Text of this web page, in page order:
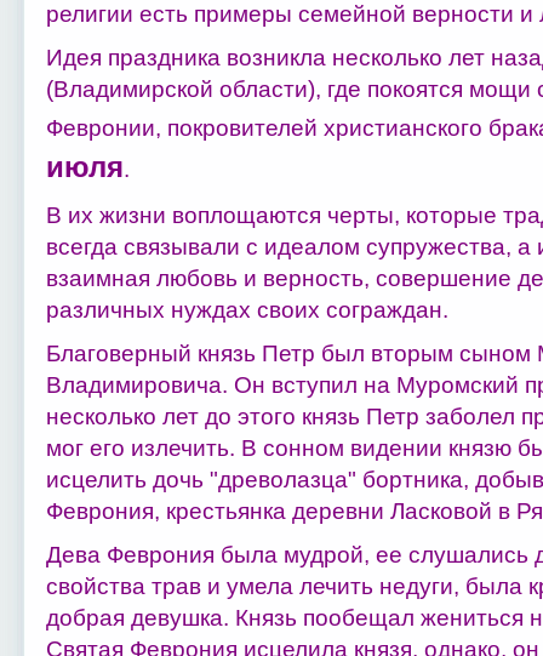
религии есть примеры семейной верности и
Идея праздника возникла несколько лет
(Владимирской области), где покоятся мощи
Февронии, покровителей христианского
июля.
В их жизни воплощаются черты, которые
всегда связывали с идеалом супружества, а
взаимная любовь и верность, совершение
различных нуждах своих сограждан.
Благоверный князь Петр был вторым сыном
Владимировича. Он вступил на Муромский
несколько лет до этого князь Петр заболел
мог его излечить. В сонном видении князю
исцелить дочь "древолазца" бортника,
Феврония, крестьянка деревни Ласковой в
Дева Феврония была мудрой, ее слушались
свойства трав и умела лечить недуги, была
добрая девушка. Князь пообещал жениться
Святая Феврония исцелила князя, однако,